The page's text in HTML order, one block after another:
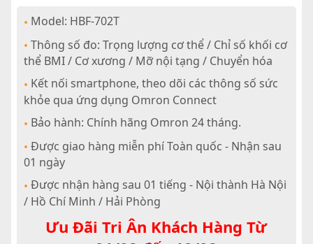
• Model: HBF-702T
• Thông số đo: Trọng lượng cơ thể / Chỉ số khối cơ
thể BMI / Cơ xương / Mỡ nội tạng / Chuyển hóa
• Kết nối smartphone, theo dõi các thông số sức
khỏe qua ứng dụng Omron Connect
• Bảo hành: Chính hãng Omron 24 tháng.
• Được giao hàng miễn phí Toàn quốc - Nhận sau
01 ngày
• Được nhận hàng sau 01 tiếng - Nội thành Hà Nội
/ Hồ Chí Minh / Hải Phòng
Ưu Đãi Tri Ân Khách Hàng Từ